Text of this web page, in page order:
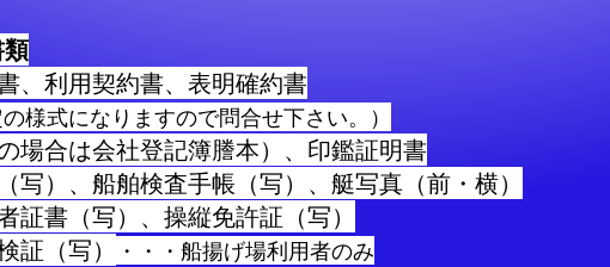
、利用契約書、表明確約書
の様式になりますので問合せ下さい。）
場合は会社登記簿謄本）、印鑑証明書
写）、船舶検査手帳（写）、艇写真（前・横）
証書（写）、操縦免許証（写）
証（写）
・・・船揚げ場利用者のみ